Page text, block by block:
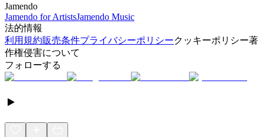
Jamendo
Jamendo for ArtistsJamendo Music
法的情報
利用規約販売条件プライバシーポリシークッキーポリシー著
作権侵害について
フォローする